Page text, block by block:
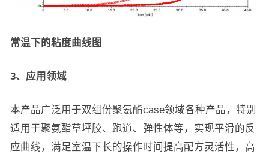
常温下的粘度曲线图
3、应用领域
本产品广泛用于双组份聚氨酯case领域各种产品，特别
适用于聚氨酯草坪胶、跑道、弹性体等，实现平滑的反
应曲线，满足室温下长的操作时间提高配方灵活性，高